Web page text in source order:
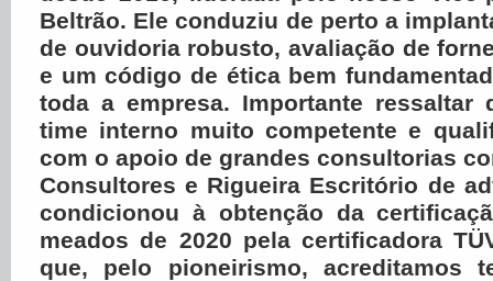
Beltrão. Ele conduziu de perto a
de ouvidoria robusto, avaliação de
e um código de ética bem
toda a empresa. Importante ressaltar
time interno muito competente e
com o apoio de grandes consultorias
Consultores e Rigueira Escritório de
condicionou à obtenção da
meados de 2020 pela certificadora
que, pelo pioneirismo, acreditamos